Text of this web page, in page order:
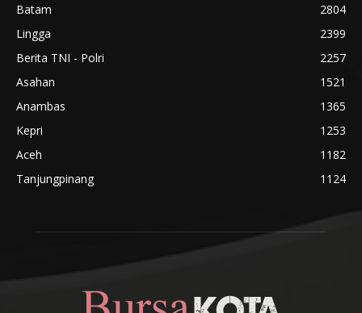
Batam
2804
Lingga
2399
Berita TNI - Polri
2257
Asahan
1521
Anambas
1365
Kepri
1253
Aceh
1182
Tanjungpinang
1124